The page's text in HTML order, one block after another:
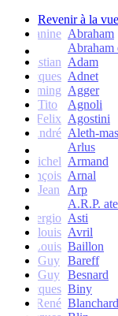
Revenir à la
Janine Abraham
Abraham
Christian Adam
Jacques Adnet
Flemming Agger
Tito
Agnoli
Felix Agostini
André Aleth-
Arlus
Michel Armand
François Arnal
Jean
Arp
A.R.P.
Sergio Asti
Jean-louis Avril
Louis Baillon
Guy Bareff
Guy Besnard
Jacques Biny
René Blanchard